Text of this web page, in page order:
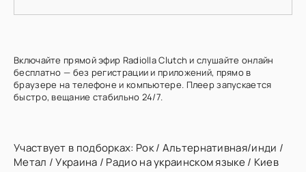
Включайте прямой эфир Radiolla Clutch и слушайте онлайн
бесплатно — без регистрации и приложений, прямо в
браузере на телефоне и компьютере. Плеер запускается
быстро, вещание стабильно 24/7.
Участвует в подборках: Рок/ Альтернативная/инди /
Метал /Украина / Радио на украинском языке/ Киев